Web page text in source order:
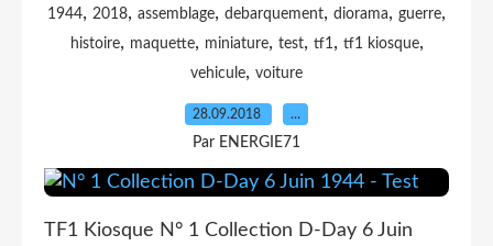
1944, 2018, assemblage, debarquement, diorama, guerre,
histoire, maquette, miniature, test, tf1, tf1 kiosque,
vehicule, voiture
28.09.2018 …
Par ENERGIE71
TF1 Kiosque N° 1 Collection D-Day 6 Juin